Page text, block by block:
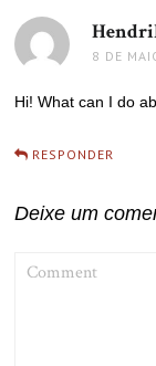
8 DE
Hi! What can I do
RESPONDER
Deixe um